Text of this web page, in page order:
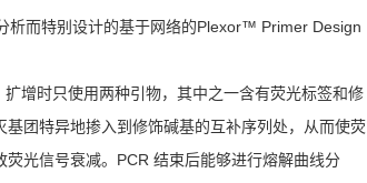
析而特别设计的基于网络的Plexor™ Primer Design
增时只使用两种引物，其中之一含有荧光标签和修
团特异地掺入到修饰碱基的互补序列处，从而使荧
光信号衰减。PCR 结束后能够进行熔解曲线分